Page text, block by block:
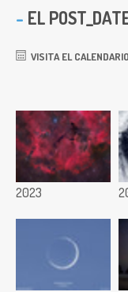
EL
VISITA EL CALENDARIO
2023